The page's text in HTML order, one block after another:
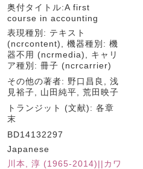
奥付タイトル:A first
course in accounting
表現種別: テキスト
(ncrcontent), 機器種別: 機
器不用 (ncrmedia), キャリ
ア種別: 冊子 (ncrcarrier)
その他の著者: 野口昌良, 浅
見裕子, 山田純平, 荒田映子
トランジット (文献): 各章
末
BD14132297
Japanese
川本, 淳 (1965-2014)||カワ